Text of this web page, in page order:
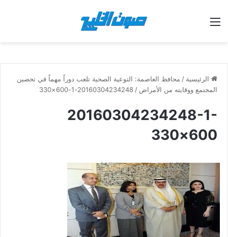
القائمة
الرئيسية / محافظ العاصمة: التوعية الصحية تلعب دوراً مهماً في تحصين
المجتمع ووقايته من الأمراض /
20160304234248-1-600×330
20160304234248-1-
600×330